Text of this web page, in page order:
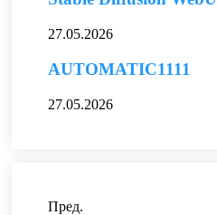
27.05.2026
AUTOMATIC1111
27.05.2026
Пред.